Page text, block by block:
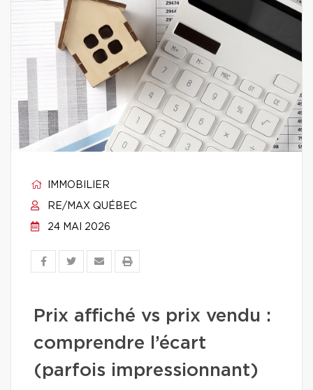
IMMOBILIER
RE/MAX QUÉBEC
24 MAI 2026
Prix affiché vs prix vendu :
comprendre l’écart
(parfois impressionnant)